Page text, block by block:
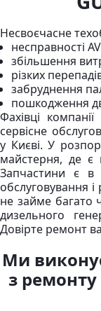
Несвоєчасне
несправності
збільшення
різких
забруднення
пошкодження
Фахівці
сервісне
у Києві. У
майстерня, де є
Запчастини є в
обслуговування
не займе багато
дизельного
Довірте ремонт
Ми
з ремонту